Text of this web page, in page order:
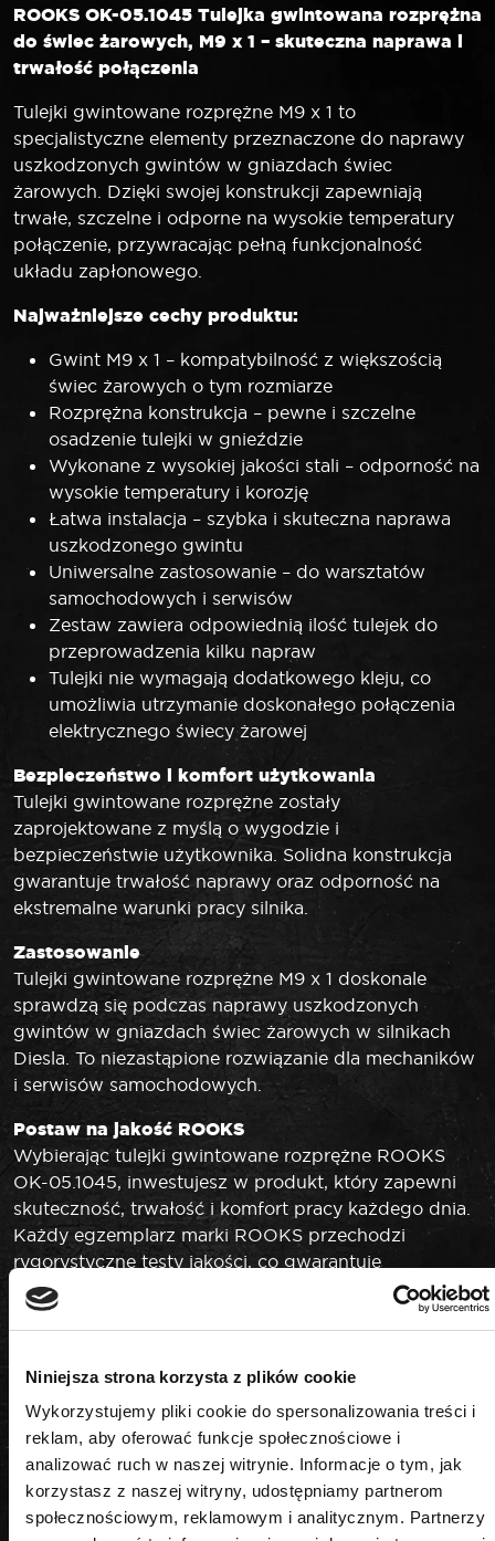
Niniejsza strona korzysta z plików cookie
Wykorzystujemy pliki cookie do spersonalizowania treści i
reklam, aby oferować funkcje społecznościowe i
analizować ruch w naszej witrynie. Informacje o tym, jak
korzystasz z naszej witryny, udostępniamy partnerom
społecznościowym, reklamowym i analitycznym. Partnerzy
ROOKS OK-05.1045 Tulejka gwintowana rozprężna
do świec żarowych, M9 x 1 – skuteczna naprawa i
trwałość połączenia
Tulejki gwintowane rozprężne M9 x 1 to
specjalistyczne elementy przeznaczone do naprawy
uszkodzonych gwintów w gniazdach świec
żarowych. Dzięki swojej konstrukcji zapewniają
trwałe, szczelne i odporne na wysokie temperatury
połączenie, przywracając pełną funkcjonalność
układu zapłonowego.
Najważniejsze cechy produktu:
Gwint M9 x 1 – kompatybilność z większością
świec żarowych o tym rozmiarze
Rozprężna konstrukcja – pewne i szczelne
osadzenie tulejki w gnieździe
Wykonane z wysokiej jakości stali – odporność na
wysokie temperatury i korozję
Łatwa instalacja – szybka i skuteczna naprawa
uszkodzonego gwintu
Uniwersalne zastosowanie – do warsztatów
samochodowych i serwisów
Zestaw zawiera odpowiednią ilość tulejek do
przeprowadzenia kilku napraw
Tulejki nie wymagają dodatkowego kleju, co
umożliwia utrzymanie doskonałego połączenia
elektrycznego świecy żarowej
Bezpieczeństwo i komfort użytkowania
Tulejki gwintowane rozprężne zostały
zaprojektowane z myślą o wygodzie i
bezpieczeństwie użytkownika. Solidna konstrukcja
gwarantuje trwałość naprawy oraz odporność na
ekstremalne warunki pracy silnika.
Zastosowanie
Tulejki gwintowane rozprężne M9 x 1 doskonale
sprawdzą się podczas naprawy uszkodzonych
gwintów w gniazdach świec żarowych w silnikach
Diesla. To niezastąpione rozwiązanie dla mechaników
i serwisów samochodowych.
Postaw na jakość ROOKS
Wybierając tulejki gwintowane rozprężne ROOKS
OK-05.1045, inwestujesz w produkt, który zapewni
skuteczność, trwałość i komfort pracy każdego dnia.
Każdy egzemplarz marki ROOKS przechodzi
rygorystyczne testy jakości, co gwarantuje
niezawodność nawet w najtrudniejszych warunkach.
PODOBNE PRODUKTY